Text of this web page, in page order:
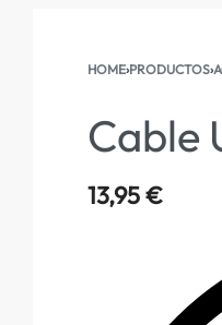
HOME›PRODUCTOS›
Cable
13,95€